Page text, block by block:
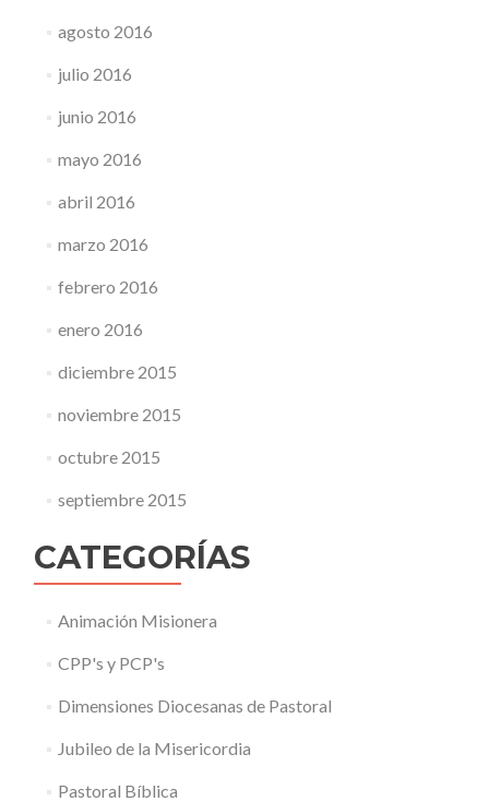
agosto 2016
julio 2016
junio 2016
mayo 2016
abril 2016
marzo 2016
febrero 2016
enero 2016
diciembre 2015
noviembre 2015
octubre 2015
septiembre 2015
CATEGORÍAS
Animación Misionera
CPP's y PCP's
Dimensiones Diocesanas de Pastoral
Jubileo de la Misericordia
Pastoral Bíblica